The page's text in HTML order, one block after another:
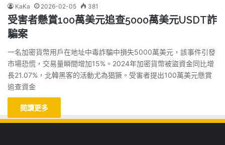
KaKa 2026-02-05 381
受害者懸賞100萬美元追查5000萬美元USDT詐
騙案
一名加密貨幣用戶在地址中毒詐騙中損失5000萬美元，該事件引發
市場恐慌，交易量瞬間增加15%。2024年加密貨幣被盜資金同比增
長21.07%，北韓黑客的活動尤為猖獗。受害者提出100萬美元懸賞
追查資金
閱讀更多